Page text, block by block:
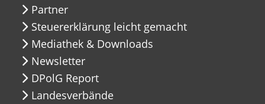
Partner
Steuererklärung leicht gemacht
Mediathek & Downloads
Newsletter
DPolG Report
Landesverbände